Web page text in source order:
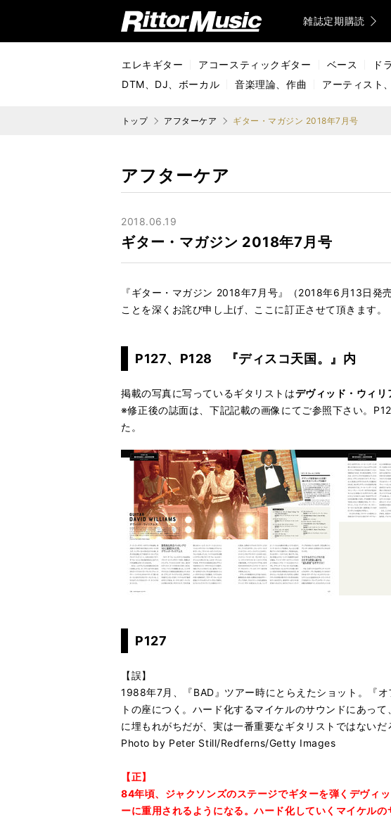
リットーミュージック (Rittor Music) 雑誌定期購読
エレキギター アコースティックギター ベース ド
DTM、DJ、ボーカル
音楽理論、作曲 アーティスト
トップ アフターケア ギター・マガジン 2018年7月号
アフターケア
2018.06.19
ギター・マガジン 2018年7月号
『ギター・マガジン 2018年7月号』（2018年6月13日発
ことを深くお詫び申し上げ、ここに訂正させて頂きます。
P127、P128 『ディスコ天国。』内
掲載の写真に写っているギタリストはデヴィッド・ウィリ
※修正後の誌面は、下記記載の画像にてご参照下さい。
た。
P127
【誤】
1988年7月、『BAD』ツアー時にとらえたショット。『
トの座につく。ハード化するマイケルのサウンドにあっ
に埋もれがちだが、実は一番重要なギタリストではないだ
Photo by Peter Still/Redferns/Getty Images
【正】
84年頃、ジャクソンズのステージでギターを弾くデヴィ
ーに重用されるようになる。ハード化していくマイケル